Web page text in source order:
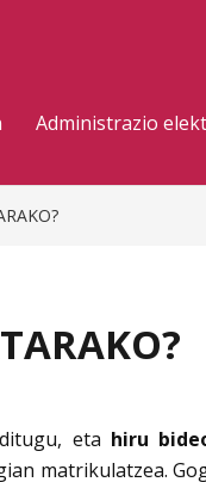
Administrazio
eta hiru
matrikulatzea.